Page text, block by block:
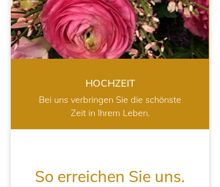
HOCHZEIT
Bei uns verbringen Sie die schönste
Zeit in Ihrem Leben.
So erreichen Sie uns.